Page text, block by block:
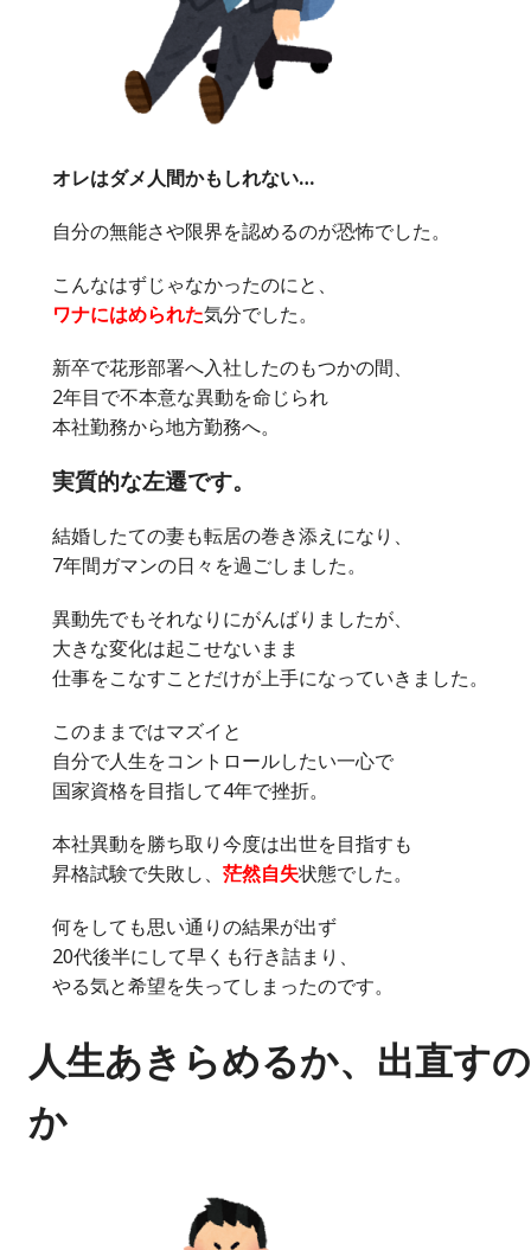
オレはダメ人間かもしれない…
自分の無能さや限界を認めるのが恐怖でした。
こんなはずじゃなかったのにと、
ワナにはめられた気分でした。
新卒で花形部署へ入社したのもつかの間、
2年目で不本意な異動を命じられ
本社勤務から地方勤務へ。
実質的な左遷です。
結婚したての妻も転居の巻き添えになり、
7年間ガマンの日々を過ごしました。
異動先でもそれなりにがんばりましたが、
大きな変化は起こせないまま
仕事をこなすことだけが上手になっていきました。
このままではマズイと
自分で人生をコントロールしたい一心で
国家資格を目指して4年で挫折。
本社異動を勝ち取り今度は出世を目指すも
昇格試験で失敗し、 茫然自失状態でした。
何をしても思い通りの結果が出ず
20代後半にして早くも行き詰まり、
やる気と希望を失ってしまったのです。
人生あきらめるか、出直すの
か